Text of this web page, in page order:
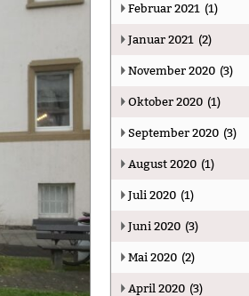
Februar 2021 (1)
Januar 2021 (2)
November 2020 (3)
Oktober 2020 (1)
September 2020 (3)
August 2020 (1)
Juli 2020 (1)
Juni 2020 (3)
Mai 2020 (2)
April 2020 (3)